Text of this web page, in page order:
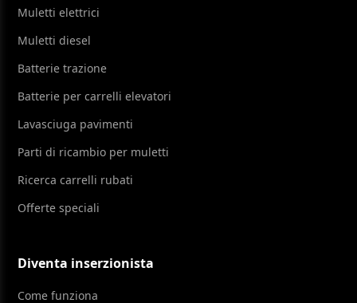
Muletti elettrici
Muletti diesel
Batterie trazione
Batterie per carrelli elevatori
Lavasciuga pavimenti
Parti di ricambio per muletti
Ricerca carrelli rubati
Offerte speciali
Diventa inserzionista
Come funziona